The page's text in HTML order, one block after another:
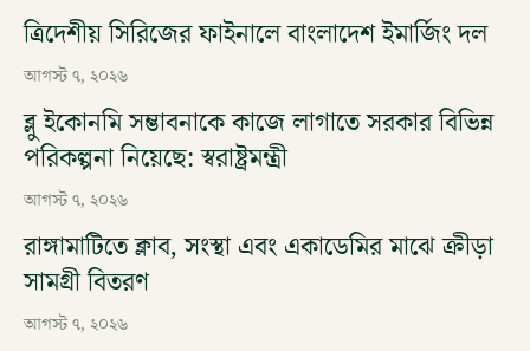
ত্রিদেশীয় সিরিজের ফাইনালে বাংলাদেশ ইমার্জিং দল
আগস্ট ৭, ২০২৬
ব্লু ইকোনমি সম্ভাবনাকে কাজে লাগাতে সরকার বিভিন্ন
পরিকল্পনা নিয়েছে: স্বরাষ্ট্রমন্ত্রী
আগস্ট ৭, ২০২৬
রাঙ্গামাটিতে ক্লাব, সংস্থা এবং একাডেমির মাঝে ক্রীড়া
সামগ্রী বিতরণ
আগস্ট ৭, ২০২৬